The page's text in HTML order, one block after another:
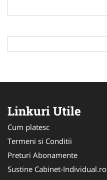
Linkuri Utile
Cum platesc
Termeni si Conditii
Preturi Abonamente
Sustine Cabinet-Individual.ro